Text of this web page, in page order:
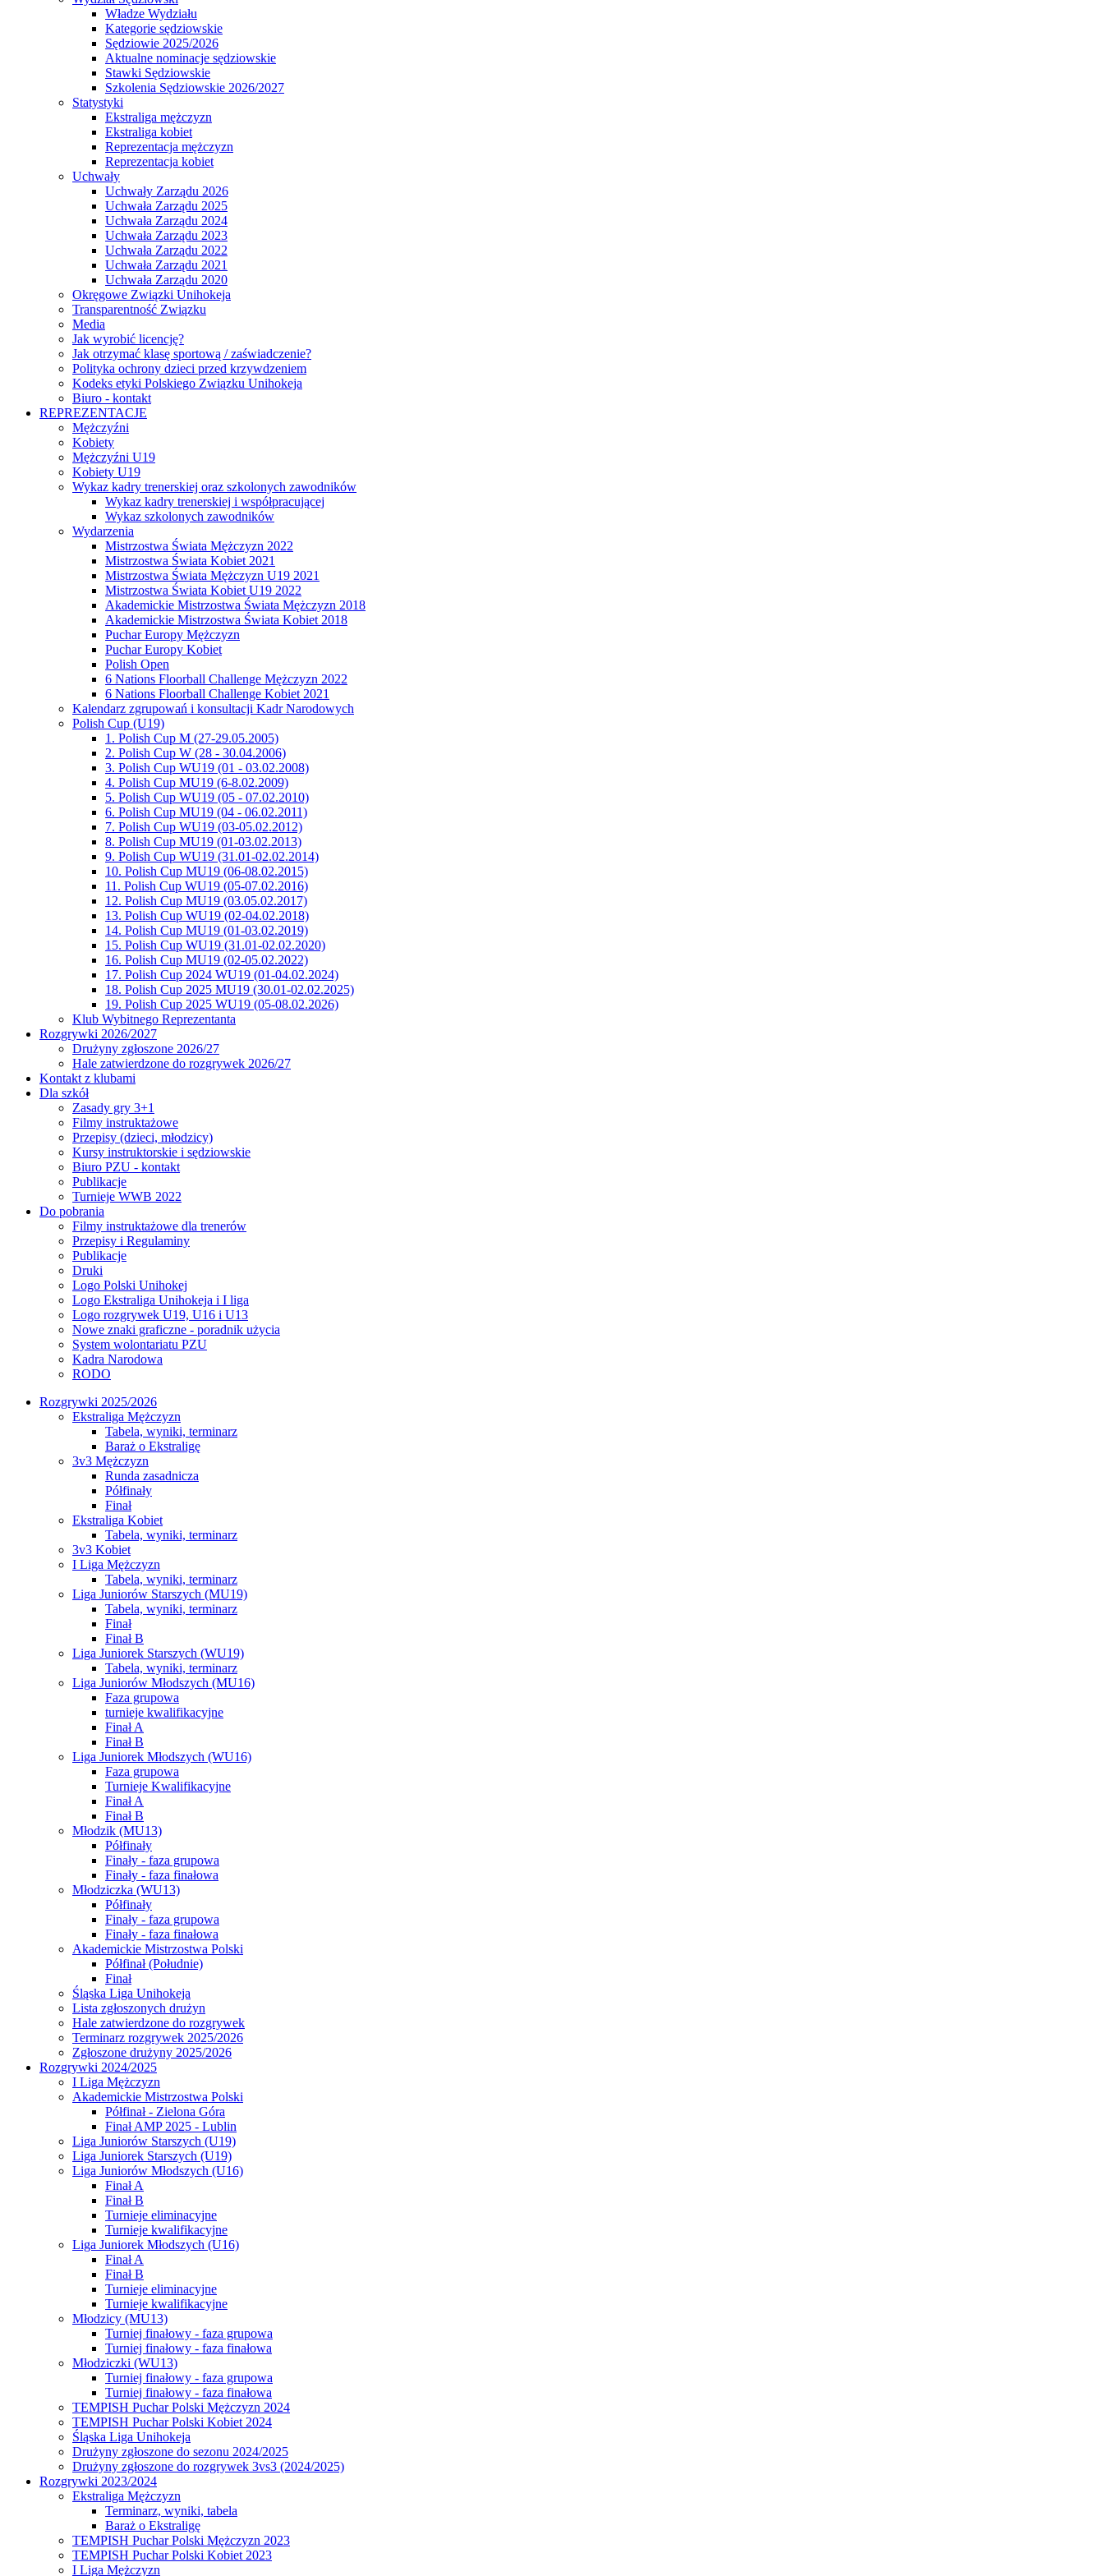
Władze Wydziału
Kategorie sędziowskie
Sędziowie 2025/2026
Aktualne nominacje sędziowskie
Stawki Sędziowskie
Szkolenia Sędziowskie 2026/2027
Statystyki
Ekstraliga mężczyzn
Ekstraliga kobiet
Reprezentacja mężczyzn
Reprezentacja kobiet
Uchwały
Uchwały Zarządu 2026
Uchwała Zarządu 2025
Uchwała Zarządu 2024
Uchwała Zarządu 2023
Uchwała Zarządu 2022
Uchwała Zarządu 2021
Uchwała Zarządu 2020
Okręgowe Związki Unihokeja
Transparentność Związku
Media
Jak wyrobić licencję?
Jak otrzymać klasę sportową / zaświadczenie?
Polityka ochrony dzieci przed krzywdzeniem
Kodeks etyki Polskiego Związku Unihokeja
Biuro - kontakt
REPREZENTACJE
Mężczyźni
Kobiety
Mężczyźni U19
Kobiety U19
Wykaz kadry trenerskiej oraz szkolonych zawodników
Wykaz kadry trenerskiej i współpracującej
Wykaz szkolonych zawodników
Wydarzenia
Mistrzostwa Świata Mężczyzn 2022
Mistrzostwa Świata Kobiet 2021
Mistrzostwa Świata Mężczyzn U19 2021
Mistrzostwa Świata Kobiet U19 2022
Akademickie Mistrzostwa Świata Mężczyzn 2018
Akademickie Mistrzostwa Świata Kobiet 2018
Puchar Europy Mężczyzn
Puchar Europy Kobiet
Polish Open
6 Nations Floorball Challenge Mężczyzn 2022
6 Nations Floorball Challenge Kobiet 2021
Kalendarz zgrupowań i konsultacji Kadr Narodowych
Polish Cup (U19)
1. Polish Cup M (27-29.05.2005)
2. Polish Cup W (28 - 30.04.2006)
3. Polish Cup WU19 (01 - 03.02.2008)
4. Polish Cup MU19 (6-8.02.2009)
5. Polish Cup WU19 (05 - 07.02.2010)
6. Polish Cup MU19 (04 - 06.02.2011)
7. Polish Cup WU19 (03-05.02.2012)
8. Polish Cup MU19 (01-03.02.2013)
9. Polish Cup WU19 (31.01-02.02.2014)
10. Polish Cup MU19 (06-08.02.2015)
11. Polish Cup WU19 (05-07.02.2016)
12. Polish Cup MU19 (03.05.02.2017)
13. Polish Cup WU19 (02-04.02.2018)
14. Polish Cup MU19 (01-03.02.2019)
15. Polish Cup WU19 (31.01-02.02.2020)
16. Polish Cup MU19 (02-05.02.2022)
17. Polish Cup 2024 WU19 (01-04.02.2024)
18. Polish Cup 2025 MU19 (30.01-02.02.2025)
19. Polish Cup 2025 WU19 (05-08.02.2026)
Klub Wybitnego Reprezentanta
Rozgrywki 2026/2027
Drużyny zgłoszone 2026/27
Hale zatwierdzone do rozgrywek 2026/27
Kontakt z klubami
Dla szkół
Zasady gry 3+1
Filmy instruktażowe
Przepisy (dzieci, młodzicy)
Kursy instruktorskie i sędziowskie
Biuro PZU - kontakt
Publikacje
Turnieje WWB 2022
Do pobrania
Filmy instruktażowe dla trenerów
Przepisy i Regulaminy
Publikacje
Druki
Logo Polski Unihokej
Logo Ekstraliga Unihokeja i I liga
Logo rozgrywek U19, U16 i U13
Nowe znaki graficzne - poradnik użycia
System wolontariatu PZU
Kadra Narodowa
RODO
Rozgrywki 2025/2026
Ekstraliga Mężczyzn
Tabela, wyniki, terminarz
Baraż o Ekstraligę
3v3 Mężczyzn
Runda zasadnicza
Półfinały
Finał
Ekstraliga Kobiet
Tabela, wyniki, terminarz
3v3 Kobiet
I Liga Mężczyzn
Tabela, wyniki, terminarz
Liga Juniorów Starszych (MU19)
Tabela, wyniki, terminarz
Finał
Finał B
Liga Juniorek Starszych (WU19)
Tabela, wyniki, terminarz
Liga Juniorów Młodszych (MU16)
Faza grupowa
turnieje kwalifikacyjne
Finał A
Finał B
Liga Juniorek Młodszych (WU16)
Faza grupowa
Turnieje Kwalifikacyjne
Finał A
Finał B
Młodzik (MU13)
Półfinały
Finały - faza grupowa
Finały - faza finałowa
Młodziczka (WU13)
Półfinały
Finały - faza grupowa
Finały - faza finałowa
Akademickie Mistrzostwa Polski
Półfinał (Południe)
Finał
Śląska Liga Unihokeja
Lista zgłoszonych drużyn
Hale zatwierdzone do rozgrywek
Terminarz rozgrywek 2025/2026
Zgłoszone drużyny 2025/2026
Rozgrywki 2024/2025
I Liga Mężczyzn
Akademickie Mistrzostwa Polski
Półfinał - Zielona Góra
Finał AMP 2025 - Lublin
Liga Juniorów Starszych (U19)
Liga Juniorek Starszych (U19)
Liga Juniorów Młodszych (U16)
Finał A
Finał B
Turnieje eliminacyjne
Turnieje kwalifikacyjne
Liga Juniorek Młodszych (U16)
Finał A
Finał B
Turnieje eliminacyjne
Turnieje kwalifikacyjne
Młodzicy (MU13)
Turniej finałowy - faza grupowa
Turniej finałowy - faza finałowa
Młodziczki (WU13)
Turniej finałowy - faza grupowa
Turniej finałowy - faza finałowa
TEMPISH Puchar Polski Mężczyzn 2024
TEMPISH Puchar Polski Kobiet 2024
Śląska Liga Unihokeja
Drużyny zgłoszone do sezonu 2024/2025
Drużyny zgłoszone do rozgrywek 3vs3 (2024/2025)
Rozgrywki 2023/2024
Ekstraliga Mężczyzn
Terminarz, wyniki, tabela
Baraż o Ekstraligę
TEMPISH Puchar Polski Mężczyzn 2023
TEMPISH Puchar Polski Kobiet 2023
I Liga Mężczyzn